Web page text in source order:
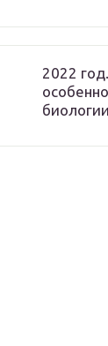
2022
биологии